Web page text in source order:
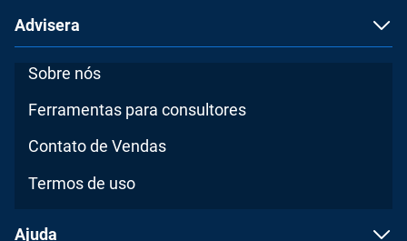
Advisera
Sobre nós
Ferramentas para consultores
Contato de Vendas
Termos de uso
Ajuda